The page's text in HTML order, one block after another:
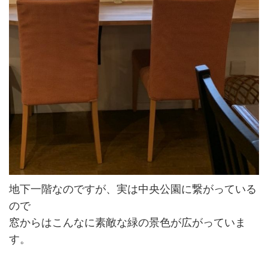
地下一階なのですが、実は中央公園に繋がっている
ので
窓からはこんなに素敵な緑の景色が広がっていま
す。